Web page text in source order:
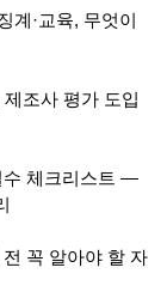
계·교육, 무엇이
조사 평가 도입
수 체크리스트 —
꼭 알아야 할 자